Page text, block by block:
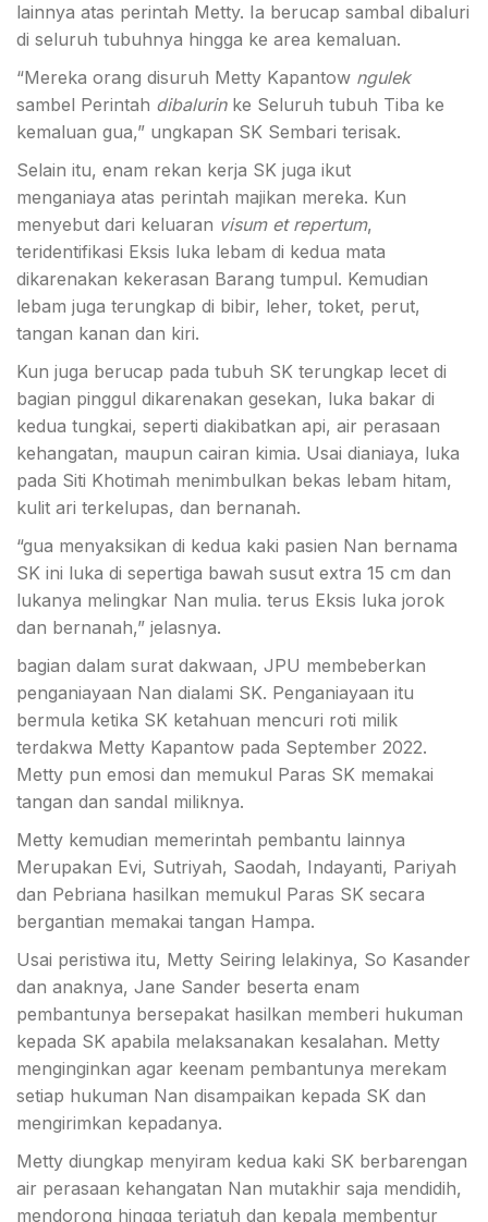
lainnya atas perintah Metty. Ia berucap sambal dibaluri
di seluruh tubuhnya hingga ke area kemaluan.
“Mereka orang disuruh Metty Kapantow ngulek
sambel Perintah dibalurinke Seluruh tubuh Tiba ke
kemaluan gua,” ungkapan SK Sembari terisak.
Selain itu, enam rekan kerja SK juga ikut
menganiaya atas perintah majikan mereka. Kun
menyebut dari keluaran visum et repertum,
teridentifikasi Eksis luka lebam di kedua mata
dikarenakan kekerasan Barang tumpul. Kemudian
lebam juga terungkap di bibir, leher, toket, perut,
tangan kanan dan kiri.
Kun juga berucap pada tubuh SK terungkap lecet di
bagian pinggul dikarenakan gesekan, luka bakar di
kedua tungkai, seperti diakibatkan api, air perasaan
kehangatan, maupun cairan kimia. Usai dianiaya, luka
pada Siti Khotimah menimbulkan bekas lebam hitam,
kulit ari terkelupas, dan bernanah.
“gua menyaksikan di kedua kaki pasien Nan bernama
SK ini luka di sepertiga bawah susut extra 15 cm dan
lukanya melingkar Nan mulia. terus Eksis luka jorok
dan bernanah,” jelasnya.
bagian dalam surat dakwaan, JPU membeberkan
penganiayaan Nan dialami SK. Penganiayaan itu
bermula ketika SK ketahuan mencuri roti milik
terdakwa Metty Kapantow pada September 2022.
Metty pun emosi dan memukul Paras SK memakai
tangan dan sandal miliknya.
Metty kemudian memerintah pembantu lainnya
Merupakan Evi, Sutriyah, Saodah, Indayanti, Pariyah
dan Pebriana hasilkan memukul Paras SK secara
bergantian memakai tangan Hampa.
Usai peristiwa itu, Metty Seiring lelakinya, So Kasander
dan anaknya, Jane Sander beserta enam
pembantunya bersepakat hasilkan memberi hukuman
kepada SK apabila melaksanakan kesalahan. Metty
menginginkan agar keenam pembantunya merekam
setiap hukuman Nan disampaikan kepada SK dan
mengirimkan kepadanya.
Metty diungkap menyiram kedua kaki SK berbarengan
air perasaan kehangatan Nan mutakhir saja mendidih,
mendorong hingga terjatuh dan kepala membentur